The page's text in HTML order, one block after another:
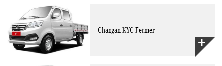
Changan KYC Fermer